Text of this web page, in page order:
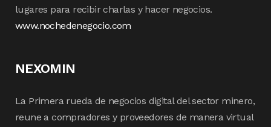
lugares para recibir charlas y hacer negocios.
www.nochedenegocio.com
NEXOMIN
La Primera rueda de negocios digital del sector minero,
reune a compradores y proveedores de manera virtual